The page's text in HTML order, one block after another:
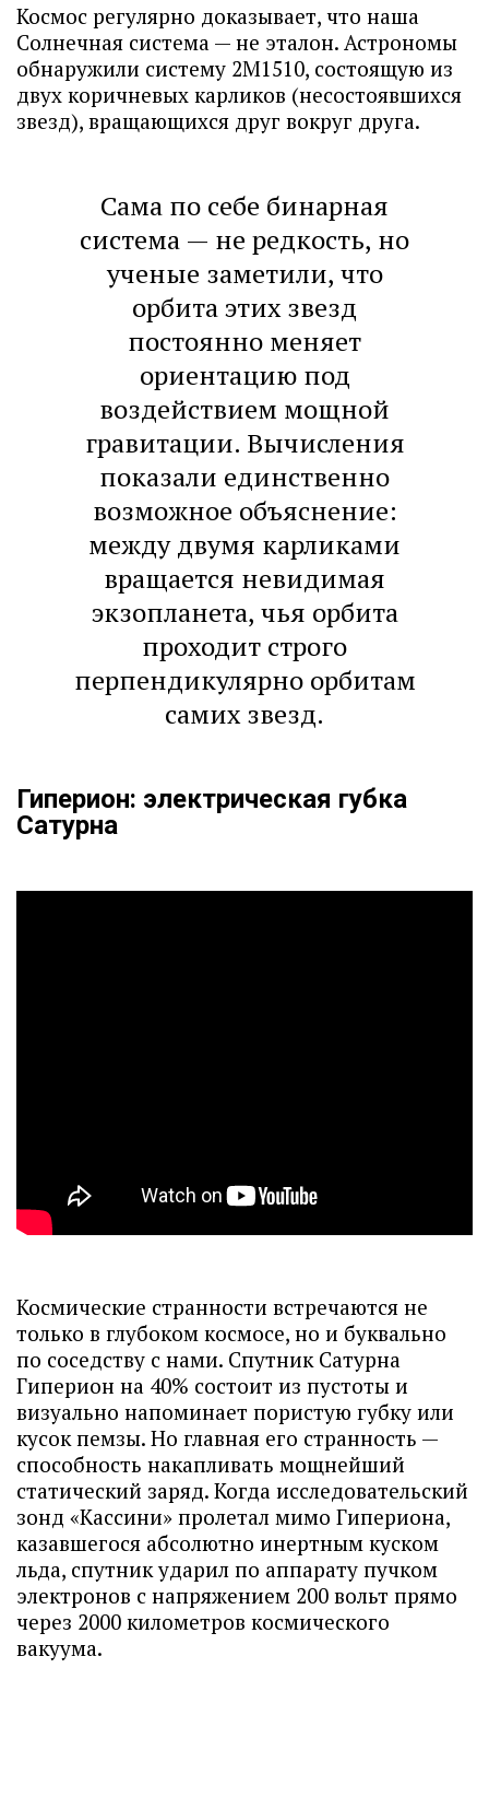
Космос регулярно доказывает, что наша
Солнечная система — не эталон. Астрономы
обнаружили систему 2M1510, состоящую из
двух коричневых карликов (несостоявшихся
звезд), вращающихся друг вокруг друга.
Сама по себе бинарная
система — не редкость, но
ученые заметили, что
орбита этих звезд
постоянно меняет
ориентацию под
воздействием мощной
гравитации. Вычисления
показали единственно
возможное объяснение:
между двумя карликами
вращается невидимая
экзопланета, чья орбита
проходит строго
перпендикулярно орбитам
самих звезд.
Гиперион: электрическая губка
Сатурна
Космические странности встречаются не
только в глубоком космосе, но и буквально
по соседству с нами. Спутник Сатурна
Гиперион на 40% состоит из пустоты и
визуально напоминает пористую губку или
кусок пемзы. Но главная его странность —
способность накапливать мощнейший
статический заряд. Когда исследовательский
зонд «Кассини» пролетал мимо Гипериона,
казавшегося абсолютно инертным куском
льда, спутник ударил по аппарату пучком
электронов с напряжением 200 вольт прямо
через 2000 километров космического
вакуума.